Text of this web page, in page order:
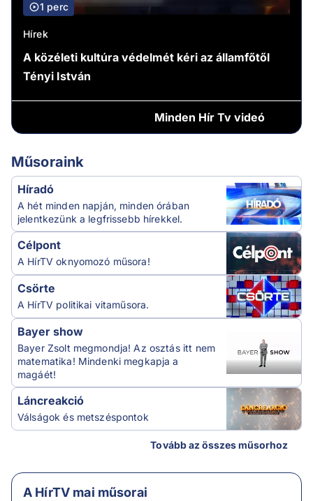
1 perc
Hírek
A közéleti kultúra védelmét kéri az államfőtől
Tényi István
Minden Hír Tv videó
Műsoraink
Híradó
A hét minden napján, minden órában
jelentkezünk a legfrissebb hírekkel.
Célpont
A HírTV oknyomozó műsora!
Csörte
A HírTV politikai vitaműsora.
Bayer show
Bayer Zsolt megmondja! Az osztás itt nem
matematika! Mindenki megkapja a
magáét!
Láncreakció
Válságok és metszéspontok
Tovább az összes műsorhoz
A HírTV mai műsorai